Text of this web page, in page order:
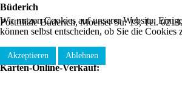
Büderich
Postfiliale Büderich, Moerser Str. 19, Tel.
Karten-Online-Verkauf:
Wir nutzen Cookies auf unserer Website.
können selbst entscheiden, ob Sie die
Akzeptieren Ablehnen